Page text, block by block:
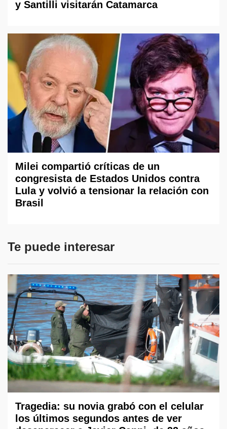
y Santilli visitarán Catamarca
Milei compartió críticas de un
congresista de Estados Unidos contra
Lula y volvió a tensionar la relación con
Brasil
Te puede interesar
Tragedia: su novia grabó con el celular
los últimos segundos antes de ver